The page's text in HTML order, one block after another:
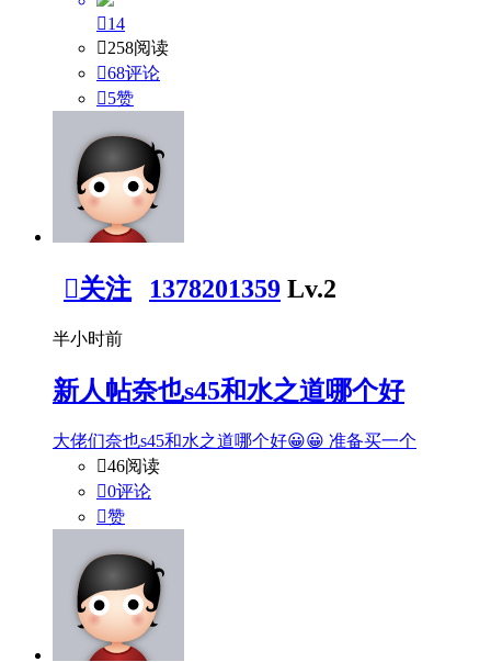
14
258阅读
68评论
5赞
关注 1378201359 Lv.2
半小时前
新人帖奈也s45和水之道哪个好
大佬们奈也s45和水之道哪个好😀😀 准备买一个
46阅读
0评论
赞